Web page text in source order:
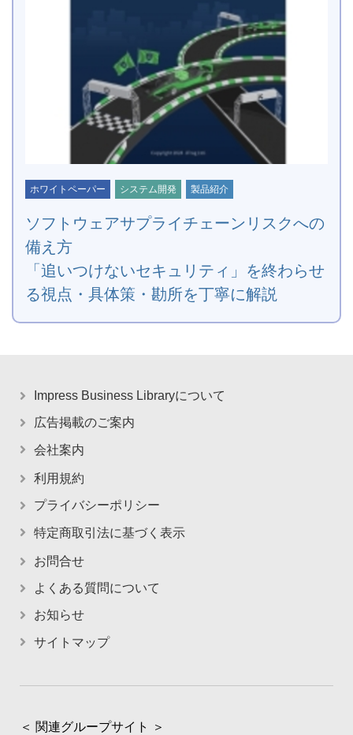
ホワイトペーパー システム開発 製品紹介
ソフトウェアサプライチェーンリスクへの
備え方
「追いつけないセキュリティ」を終わらせ
る視点・具体策・勘所を丁寧に解説
Impress Business Libraryについて
広告掲載のご案内
会社案内
利用規約
プライバシーポリシー
特定商取引法に基づく表示
お問合せ
よくある質問について
お知らせ
サイトマップ
＜ 関連グループサイト ＞